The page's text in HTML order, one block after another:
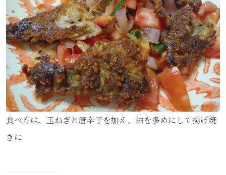
食べ方は、玉ねぎと唐辛子を加え、油を多めにして揚げ焼
きに